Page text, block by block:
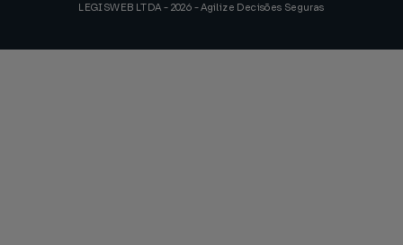
LEGISWEB LTDA - 2026 - Agilize Decisões Seguras